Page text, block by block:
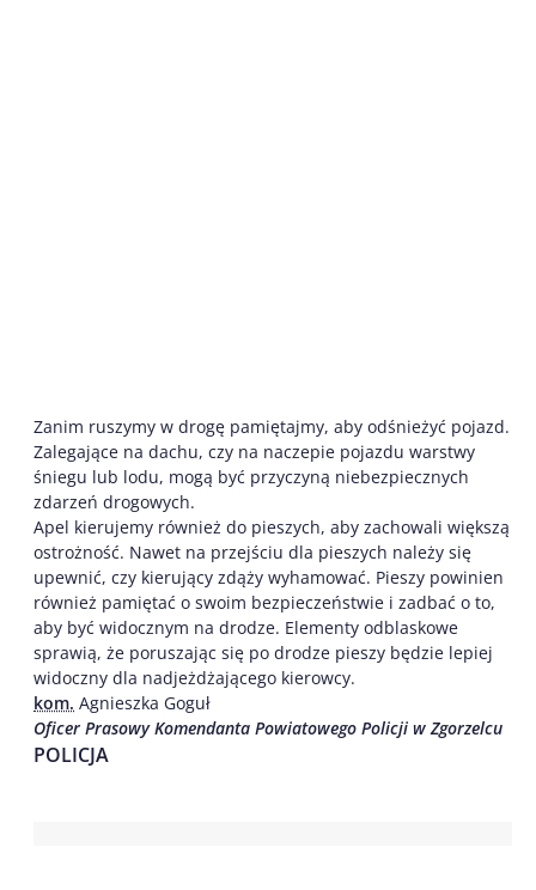
Zanim ruszymy w drogę pamiętajmy, aby odśnieżyć pojazd.
Zalegające na dachu, czy na naczepie pojazdu warstwy
śniegu lub lodu, mogą być przyczyną niebezpiecznych
zdarzeń drogowych.
Apel kierujemy również do pieszych, aby zachowali większą
ostrożność. Nawet na przejściu dla pieszych należy się
upewnić, czy kierujący zdąży wyhamować. Pieszy powinien
również pamiętać o swoim bezpieczeństwie i zadbać o to,
aby być widocznym na drodze. Elementy odblaskowe
sprawią, że poruszając się po drodze pieszy będzie lepiej
widoczny dla nadjeżdżającego kierowcy.
kom. Agnieszka Goguł
Oficer Prasowy Komendanta Powiatowego Policji w Zgorzelcu
POLICJA